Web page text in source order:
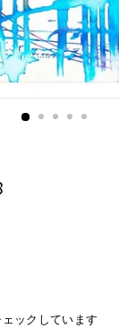
ックしています